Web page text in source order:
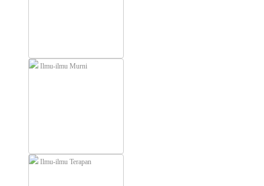
Ilmu-ilmu Murni
Ilmu-ilmu Terapan